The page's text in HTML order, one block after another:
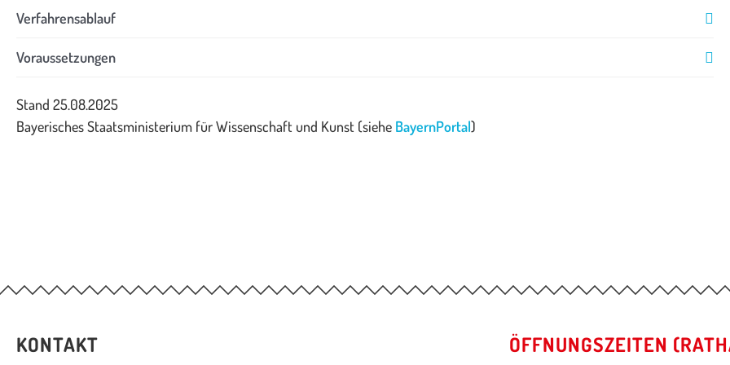
Verfahrensablauf
Voraussetzungen
Stand 25.08.2025
Bayerisches Staatsministerium für Wissenschaft und Kunst (siehe BayernPortal)
KONTAKT ÖFFNUNGSZEITEN